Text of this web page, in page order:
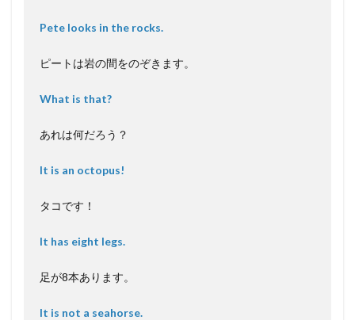
Pete looks in the rocks.
ピートは岩の間をのぞきます。
What is that?
あれは何だろう？
It is an octopus!
タコです！
It has eight legs.
足が8本あります。
It is not a seahorse.